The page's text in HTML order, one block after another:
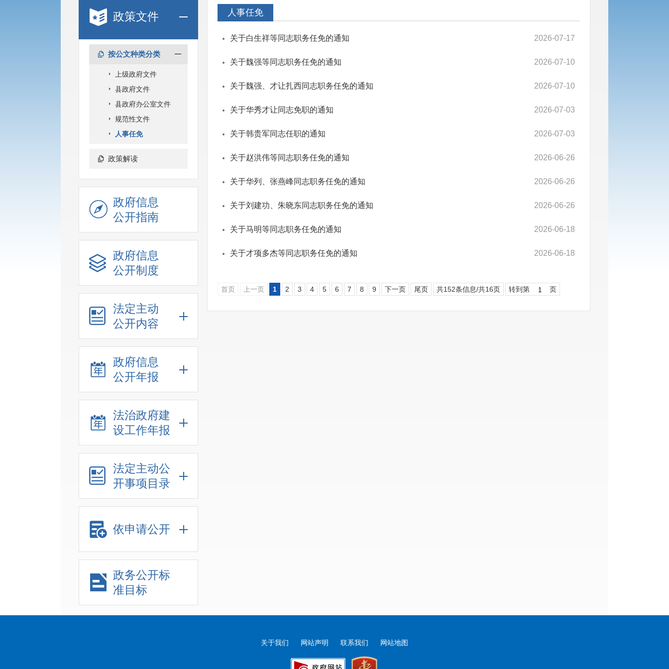
政策文件
按公文种类分类
上级政府文件
县政府文件
县政府办公室文件
规范性文件
人事任免
政策解读
政府信息
公开指南
政府信息
公开制度
法定主动
公开内容
政府信息
公开年报
法治政府建
设工作年报
法定主动公
开事项目录
依申请公开
政务公开标
准目标
人事任免
2026-07-17
关于白生祥等同志职务任免的通知
2026-07-10
关于魏强等同志职务任免的通知
2026-07-10
关于魏强、才让扎西同志职务任免的通知
2026-07-03
关于华秀才让同志免职的通知
2026-07-03
关于韩贵军同志任职的通知
2026-06-26
关于赵洪伟等同志职务任免的通知
2026-06-26
关于华列、张燕峰同志职务任免的通知
2026-06-26
关于刘建功、朱晓东同志职务任免的通知
2026-06-18
关于马明等同志职务任免的通知
2026-06-18
关于才项多杰等同志职务任免的通知
首页 上一页 1 2 3 4 5 6 7 8 9 下一页 尾页 共152条信息/共16页 转到第 页
关于我们 网站声明 联系我们 网站地图